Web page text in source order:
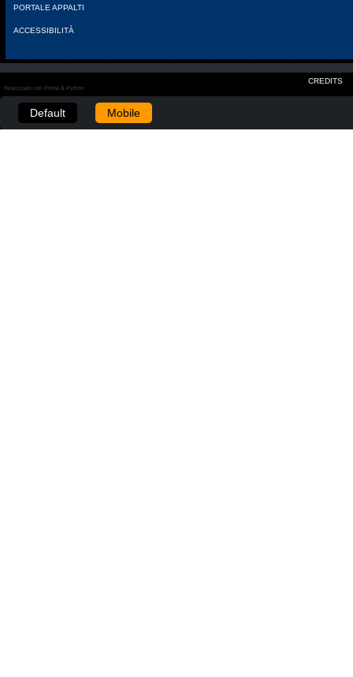
PORTALE APPALTI
ACCESSIBILITÀ
CREDITS
Realizzato con Plone & Python
Default Mobile